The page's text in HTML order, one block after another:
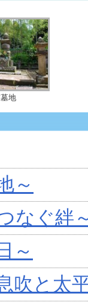
地
～
なぐ絆
～
吹と太